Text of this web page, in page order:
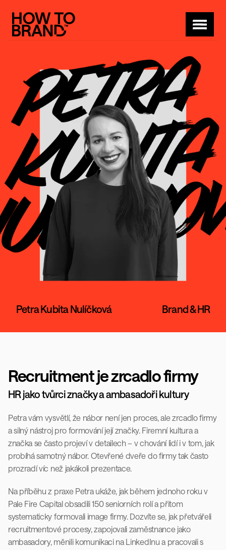
Pro koho
Partneři
Kde a kdy
Petra Kubita Nulíčková Brand & HR
Recruitment je zrcadlo firmy
HR jako tvůrci značky a ambasadoři kultury
Petra vám vysvětlí, že nábor není jen proces, ale zrcadlo firmy
a silný nástroj pro formování její značky. Firemní kultura a
značka se často projeví v detailech – v chování lidí i v tom, jak
probíhá samotný nábor. Otevřené dveře do firmy tak často
prozradí víc než jakákoli prezentace.
Na příběhu z praxe Petra ukáže, jak během jednoho roku v
Pale Fire Capital obsadili 150 seniorních rolí a přitom
systematicky formovali image firmy. Dozvíte se, jak přetvářeli
recruitmentové procesy, zapojovali zaměstnance jako
ambasadory, měnili komunikaci na LinkedInu a pracovali s